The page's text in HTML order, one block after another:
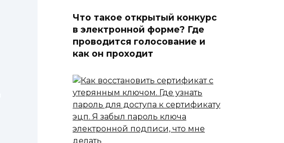
Что такое открытый конкурс
в электронной форме? Где
проводится голосование и
как он проходит